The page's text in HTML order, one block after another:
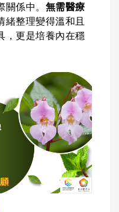
係中。 無需醫療
緒整理變得溫和且
，更是培養內在穩